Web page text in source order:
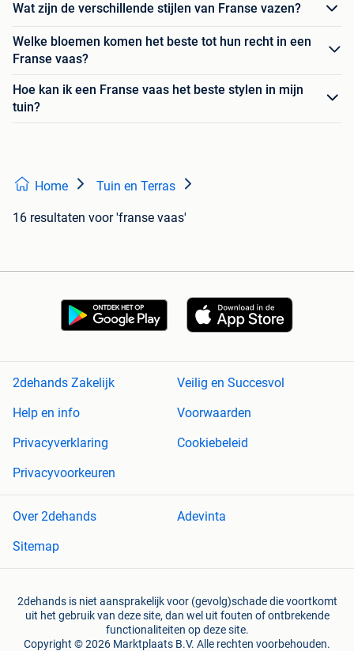
Wat zijn de verschillende stijlen van Franse vazen?
Welke bloemen komen het beste tot hun recht in een
Franse vaas?
Hoe kan ik een Franse vaas het beste stylen in mijn
tuin?
Home Tuin en Terras
16 resultaten voor 'franse vaas'
2dehands Zakelijk
Veilig en Succesvol
Help en info
Voorwaarden
Privacyverklaring
Cookiebeleid
Privacyvoorkeuren
Over 2dehands
Adevinta
Sitemap
2dehands is niet aansprakelijk voor (gevolg)schade die voortkomt
uit het gebruik van deze site, dan wel uit fouten of ontbrekende
functionaliteiten op deze site.
Copyright © 2026 Marktplaats B.V. Alle rechten voorbehouden.